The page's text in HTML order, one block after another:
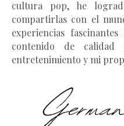
cultura pop, he
compartirlas con el
experiencias
contenido de calidad
entretenimiento y mi